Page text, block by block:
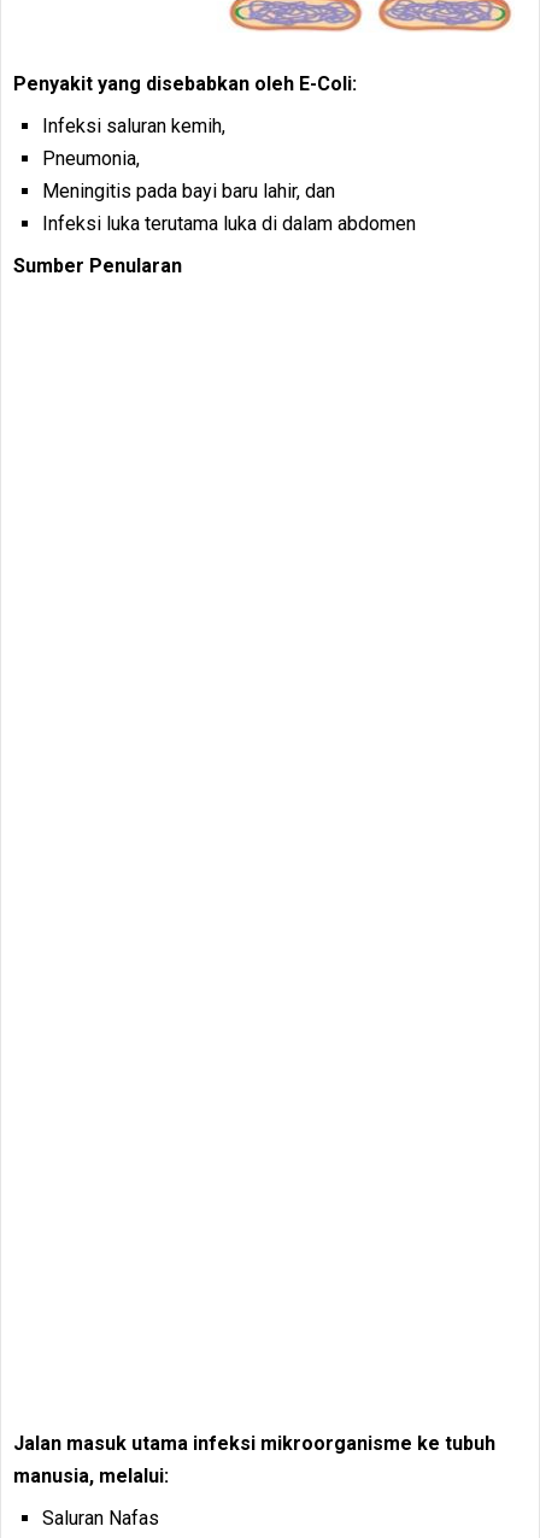
Penyakit yang disebabkan oleh E-Coli:
Infeksi saluran kemih,
Pneumonia,
Meningitis pada bayi baru lahir, dan
Infeksi luka terutama luka di dalam abdomen
Sumber Penularan
Jalan masuk utama infeksi mikroorganisme ke tubuh
manusia, melalui:
Saluran Nafas